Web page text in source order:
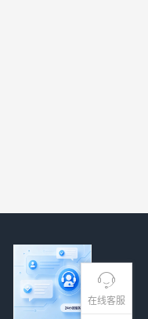
在线客服